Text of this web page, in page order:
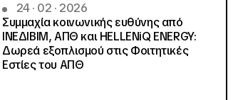
24 · 02 · 2026
Συμμαχία κοινωνικής ευθύνης από
ΙΝΕΔΙΒΙΜ, ΑΠΘ και HELLENiQ ENERGY:
Δωρεά εξοπλισμού στις Φοιτητικές
Εστίες του ΑΠΘ